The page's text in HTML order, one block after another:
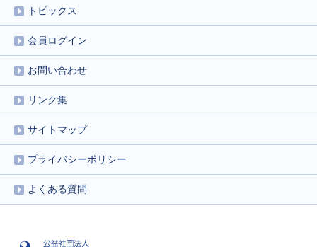
トピックス
会員ログイン
お問い合わせ
リンク集
サイトマップ
プライバシーポリシー
よくある質問